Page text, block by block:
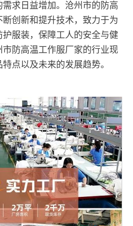
需求日益增加。沧州市的防高
创新和提升技术，致力于为
服装，保障工人的安全与健
防高温工作服厂家的行业现
点以及未来的发展趋势。